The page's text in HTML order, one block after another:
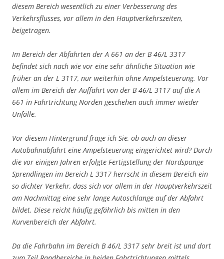
diesem Bereich wesentlich zu einer Verbesserung des
Verkehrsflusses, vor allem in den Hauptverkehrszeiten,
beigetragen.
Im Bereich der Abfahrten der A 661 an der B 46/L 3317
befindet sich nach wie vor eine sehr ähnliche Situation wie
früher an der L 3117, nur weiterhin ohne Ampelsteuerung. Vor
allem im Bereich der Auffahrt von der B 46/L 3117 auf die A
661 in Fahrtrichtung Norden geschehen auch immer wieder
Unfälle.
Vor diesem Hintergrund frage ich Sie, ob auch an dieser
Autobahnabfahrt eine Ampelsteuerung eingerichtet wird? Durch
die vor einigen Jahren erfolgte Fertigstellung der Nordspange
Sprendlingen im Bereich L 3317 herrscht in diesem Bereich ein
so dichter Verkehr, dass sich vor allem in der Hauptverkehrszeit
am Nachmittag eine sehr lange Autoschlange auf der Abfahrt
bildet. Diese reicht häufig gefährlich bis mitten in den
Kurvenbereich der Abfahrt.
Da die Fahrbahn im Bereich B 46/L 3317 sehr breit ist und dort